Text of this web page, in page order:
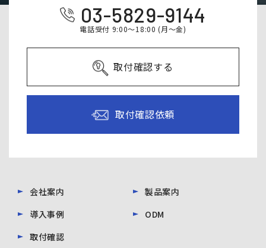
03-5829-9144
電話受付 9:00～18:00 (月～金)
取付確認する
取付確認依頼
会社案内
製品案内
導入事例
ODM
取付確認